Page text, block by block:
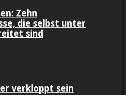
Zehn
die selbst unter
sind
verkloppt sein